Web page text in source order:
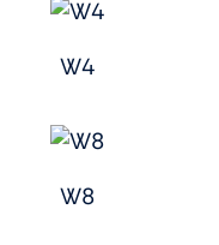
W4
W8